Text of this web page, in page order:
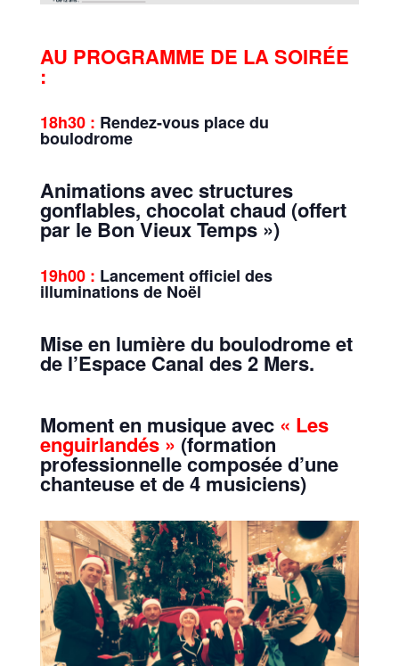
AU PROGRAMME DE LA SOIRÉE
:
18h30 : Rendez-vous place du
boulodrome
Animations avec structures
gonflables, chocolat chaud (offert
par le Bon Vieux Temps »)
19h00 : Lancement officiel des
illuminations de Noël
Mise en lumière du boulodrome et
de l’Espace Canal des 2 Mers.
Moment en musique avec « Les
enguirlandés » (formation
professionnelle composée d’une
chanteuse et de 4 musiciens)